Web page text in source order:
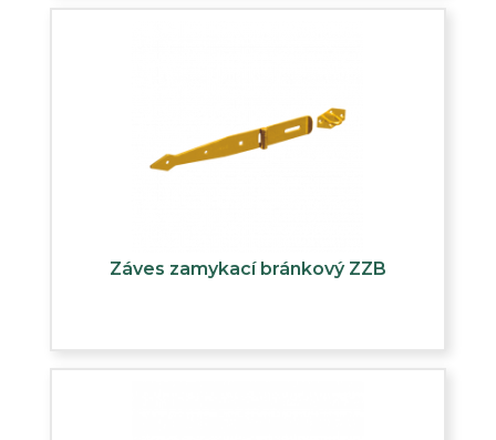
Záves zamykací bránkový ZZB